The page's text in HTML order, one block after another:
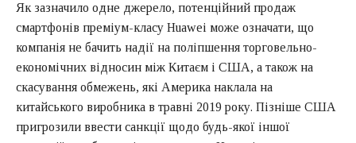
Як зазначило одне джерело, потенційний продаж
смартфонів преміум-класу Huawei може означати, що
компанія не бачить надії на поліпшення торговельно-
економічних відносин між Китаєм і США, а також на
скасування обмежень, які Америка наклала на
китайського виробника в травні 2019 року. Пізніше США
пригрозили ввести санкції щодо будь-якої іншої